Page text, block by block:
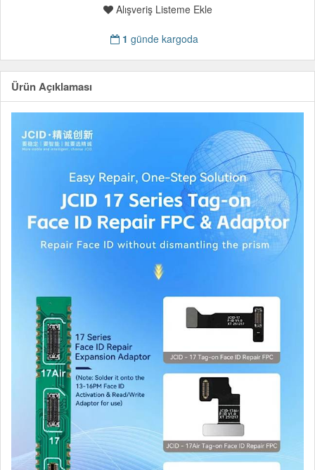
Alışveriş Listeme Ekle
1 günde kargoda
Ürün Açıklaması